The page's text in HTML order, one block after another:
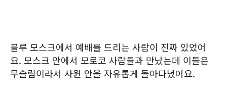
블루 모스크에서 예배를 드리는 사람이 진짜 있었어
요. 모스크 안에서 모로코 사람들과 만났는데 이들은
무슬림이라서 사원 안을 자유롭게 돌아다녔어요.